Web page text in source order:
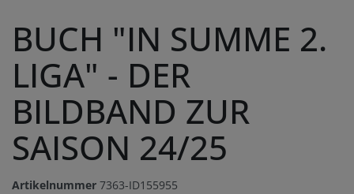
BUCH "IN SUMME 2.
LIGA" - DER
BILDBAND ZUR
SAISON 24/25
Artikelnummer 7363-ID155955